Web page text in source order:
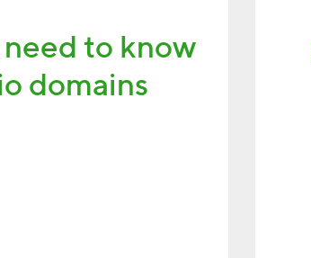
to know
domains